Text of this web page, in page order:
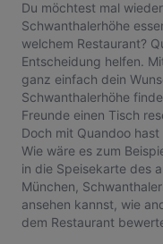
Du möchtest mal
Schwanthalerhöhe
welchem Restaurant?
Entscheidung helfen.
ganz einfach dein
Schwanthalerhöhe
Freunde einen Tisch
Doch mit Quandoo
Wie wäre es zum
in die Speisekarte des
München,
ansehen kannst, wie
dem Restaurant